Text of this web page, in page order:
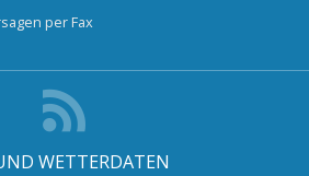
per Fax
WETTERDATEN